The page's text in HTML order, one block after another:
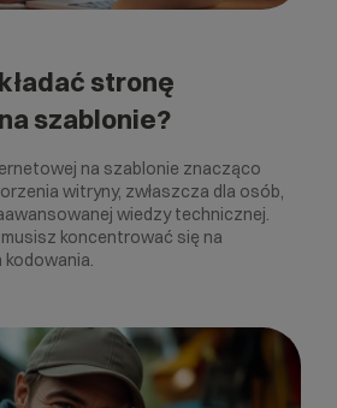
stronę
szablonie?
na szablonie znacząco
witryny, zwłaszcza dla osób,
wiedzy technicznej.
koncentrować się na
kodowania.